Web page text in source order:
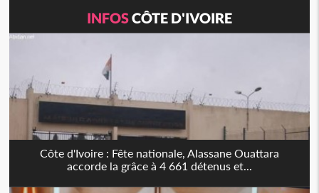
INFOSCÔTE D'IVOIRE
Côte d'Ivoire : Fête nationale, Alassane Ouattara
accorde la grâce à 4 661 détenus et...